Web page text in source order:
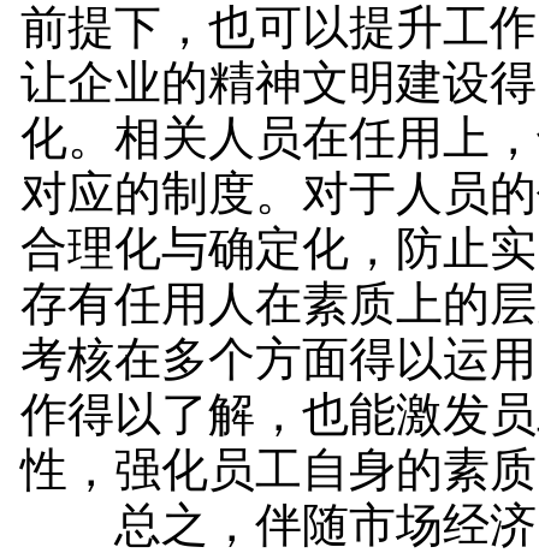
前提下，也可以提升工
让企业的精神文明建设
化。相关人员在任用上
对应的制度。对于人员
合理化与确定化，防止
存有任用人在素质上的
考核在多个方面得以运
作得以了解，也能激发
性，强化员工自身的素
总之，伴随市场经济